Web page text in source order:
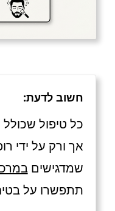
חשוב לדעת:
כל טיפול
אך ורק על ידי
שמדגישים
תתפשרו על